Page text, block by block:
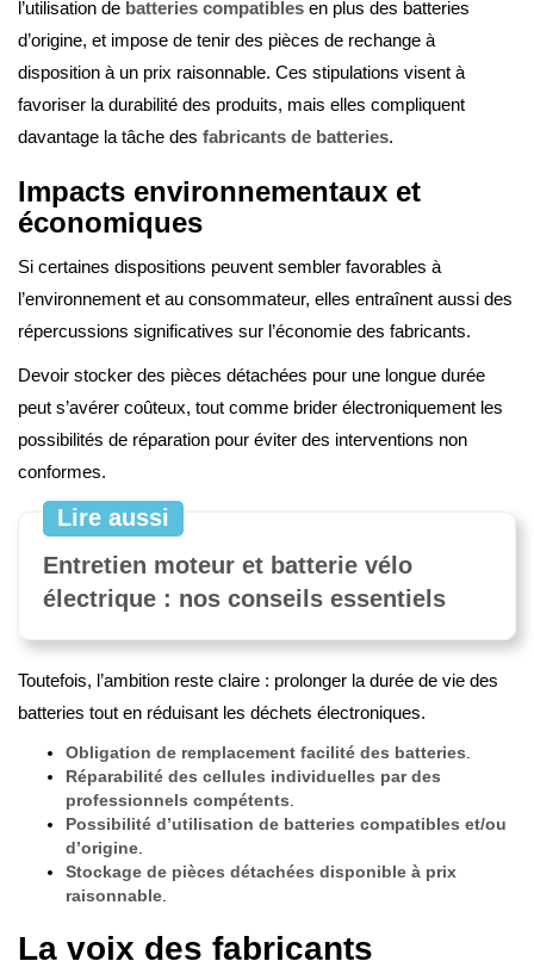
l’utilisation de batteries compatibles en plus des batteries
d’origine, et impose de tenir des pièces de rechange à
disposition à un prix raisonnable. Ces stipulations visent à
favoriser la durabilité des produits, mais elles compliquent
davantage la tâche des fabricants de batteries.
Impacts environnementaux et
économiques
Si certaines dispositions peuvent sembler favorables à
l’environnement et au consommateur, elles entraînent aussi des
répercussions significatives sur l’économie des fabricants.
Devoir stocker des pièces détachées pour une longue durée
peut s’avérer coûteux, tout comme brider électroniquement les
possibilités de réparation pour éviter des interventions non
conformes.
Lire aussi
Entretien moteur et batterie vélo
électrique : nos conseils essentiels
Toutefois, l’ambition reste claire : prolonger la durée de vie des
batteries tout en réduisant les déchets électroniques.
Obligation de remplacement facilité des batteries
Réparabilité des cellules individuelles par des
professionnels compétents
Possibilité d’utilisation de batteries compatibles et/ou
d’origine
Stockage de pièces détachées disponible à prix
raisonnable
La voix des fabricants